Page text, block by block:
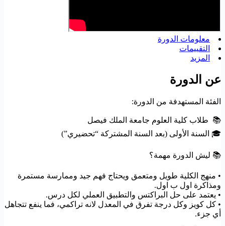
معلومات الدورة
التقييمات
المزيد
عن الدورة
الفئة المستهدفة من الدورة:
📚 طلاب كلية العلوم جامعة الملك فيصل
🎓 السنة الأولى (بعد السنة المشتركة “تحضيري”)
📚 ليش الدورة مهمة؟
• منهج الكلية طويل ومتعمق ويحتاج فهم جيد وممارسة مستمرة
ومذاكرة اول ب اول.
• يعتمد على حل البراكتس والتطبيق العملي لكل درس.
• كل كويز وكل درجة تفرق في المعدل لانه تراكمي، فما ينفع تتجاهل
أي جزء.